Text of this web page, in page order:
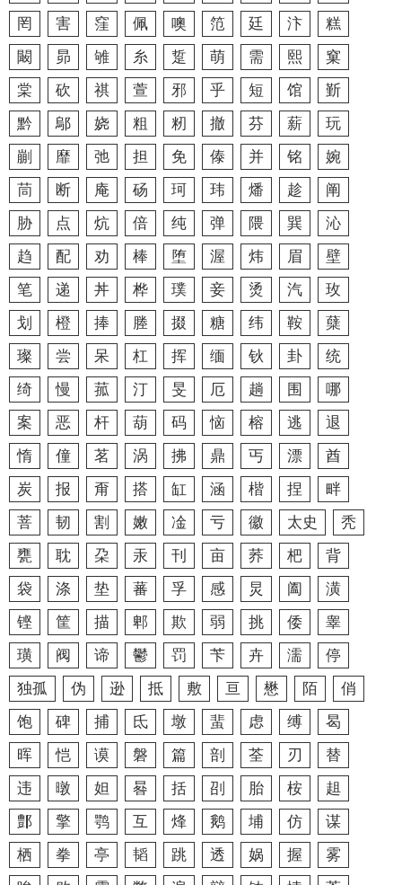
罔
害 窪 佩 噢 笵 廷 汴
糕
闞
昴 雊 糸 踅 萌 需 熙
窠
棠
砍 祺 萱 邪 乎 短 馆
斳
黔
鄔 娆 粗 籾 撤 芬 薪
玩
剻
靡 弛 担 免 傣 并 铭
婉
茼
断 庵 砀 珂 玮 燔 趁
阐
胁
点 炕 倍 纯 弹 隈 巽
沁
趋
配 劝 棒 堕 渥 炜 眉
壁
笔
递 丼 桦 璞 妾 烫 汽
玫
划
橙 捧 塍 掇 糖 纬 鞍
蘖
璨
尝 呆 杠 挥 缅 钬 卦
统
绮
慢 菰 汀 旻 厄 趟 围
哪
案
恶 杆 葫 码 恼 榕 逃
退
惰
僮 茗 涡 拂 鼎 丐 漂
酋
炭
报 甭 搭 缸 涵 楷 捏
畔
菩
韧 割 嫩 凎 亏 徽 太史
秃
甕
耽 朶 汞 刊 亩 荞 杷
背
袋
涤 垫 蕃 孚 感 炅 阖
潢
铿
筐 描 郫 欺 弱 挑 倭
睾
璜
阀 谛 鬱 罚 苄 卉 濡
停
独孤
伪 逊 抵 敷 亘 懋 陌
俏
饱
碑 捕 氐 墩 蜚 虑 缚
曷
晖
恺 谟 磐 篇 剖 荃 刃
替
违
暾 妲 晷 括 刟 胎 桉
趄
鄷
擎 鹗 互 烽 鹅 埔 仿
谋
栖
拳 亭 韬 跳 透 娲 握
雾